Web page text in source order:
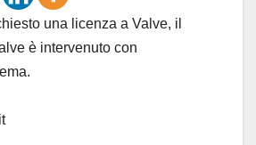
una licenza a Valve, il
è intervenuto con